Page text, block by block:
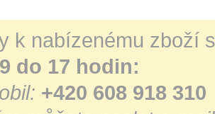
k nabízenému zboží
do 17 hodin:
+420 608 918 310